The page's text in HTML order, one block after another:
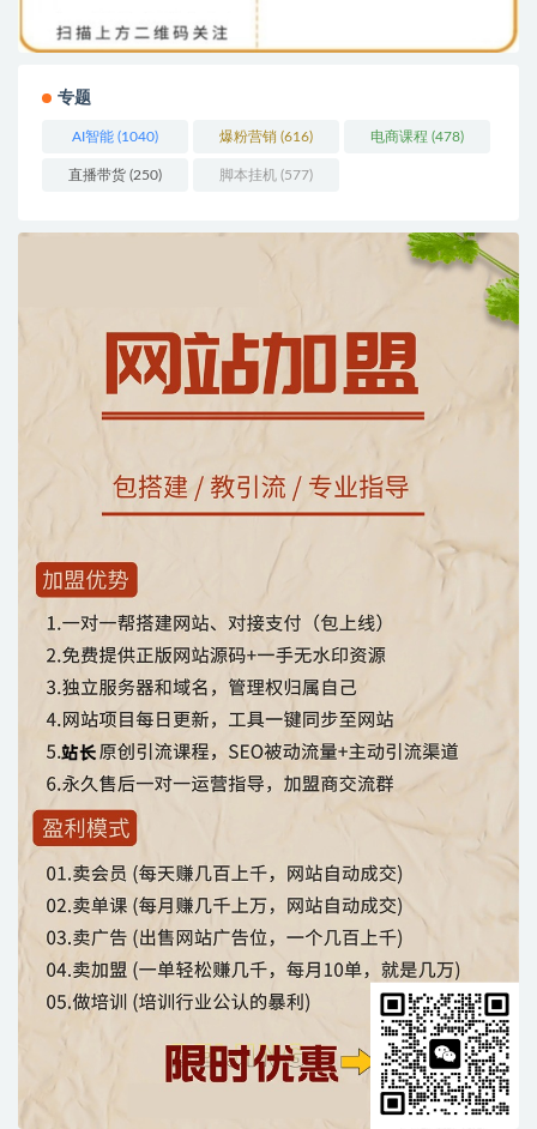
专题
AI智能 (1040) 爆粉营销 (616) 电商课程 (478)
直播带货 (250) 脚本挂机 (577)